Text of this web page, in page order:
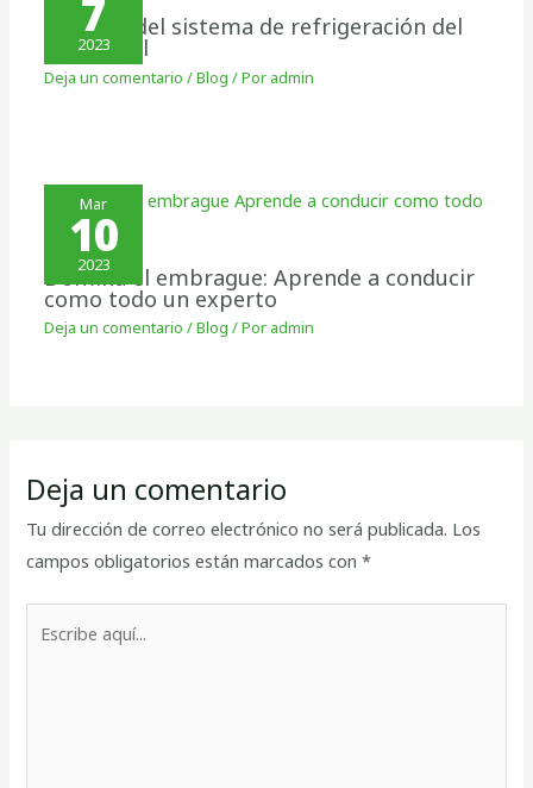
7
2023
Cuidado del sistema de refrigeración del
automóvil
Deja un comentario /Blog / Por admin
Mar
10
2023
Domina el embrague: Aprende a conducir
como todo un experto
Deja un comentario /Blog / Por admin
Deja un comentario
Tu dirección de correo electrónico no será publicada. Los
campos obligatorios están marcados con*